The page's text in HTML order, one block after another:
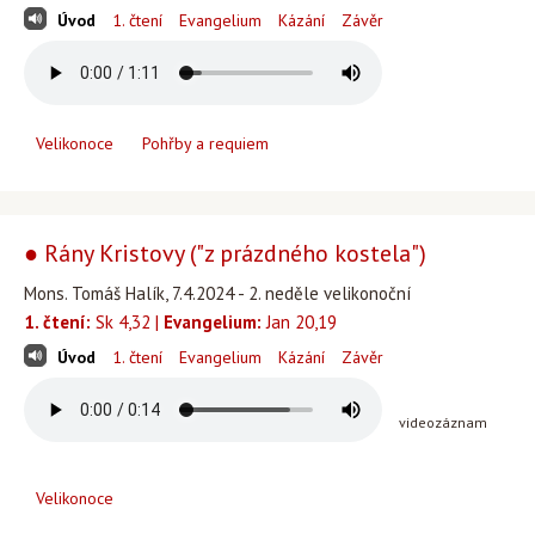
Úvod 1. čtení Evangelium Kázání Závěr
Velikonoce Pohřby a requiem
● Rány Kristovy ("z prázdného kostela")
Mons. Tomáš Halík, 7.4.2024 - 2. neděle velikonoční
1. čtení: Sk 4,32 | Evangelium: Jan 20,19
Úvod 1. čtení Evangelium Kázání Závěr
videozáznam
Velikonoce